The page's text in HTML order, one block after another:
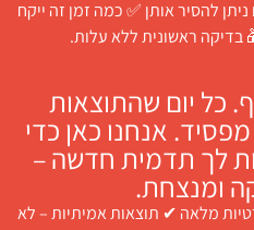
להסיר אותן ✅ כמה זמן זה ייקח
בדיקה ראשונית ללא עלות.
כל יום שהתוצאות
אנחנו כאן כדי
לך תדמית חדשה –
ומנצחת.
מלאה ✔ תוצאות אמיתיות – לא